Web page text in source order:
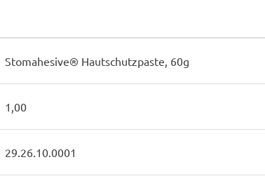
Stomahesive® Hautschutzpaste, 60g
1,00
29.26.10.0001